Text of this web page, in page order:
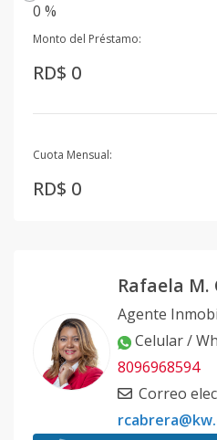
0 %
Monto del Préstamo:
RD$ 0
Cuota Mensual:
RD$ 0
Rafaela
Agente
Celular /
8096968594
Correo